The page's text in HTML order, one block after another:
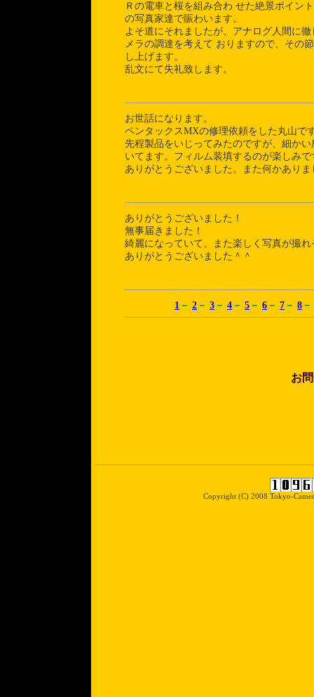
Ｒの電車と桜を組み合わ せた絶景ポイン
の写真家達で賑わいます。
よそ道にそれましたが、アナログ人間に
メラの調達を考えて おりますので、その
し上げます。
乱文にて失礼致します
お世話になります。
ペンタックスMXの修理依頼をした丸山で
先程製品をいじってみたのですが、細か
いてます。フィルム装填するのが楽しみで
ありがとうございました。また何かあり
ありがとうございました！
無事届きました！
綺麗になっていて、また楽しく写真が撮れ
ありがとうございました＾＾
1 － 2 － 3 － 4 － 5 － 6 － 7 － 8 －
お
Copyright (C) 2008 Tokyo-